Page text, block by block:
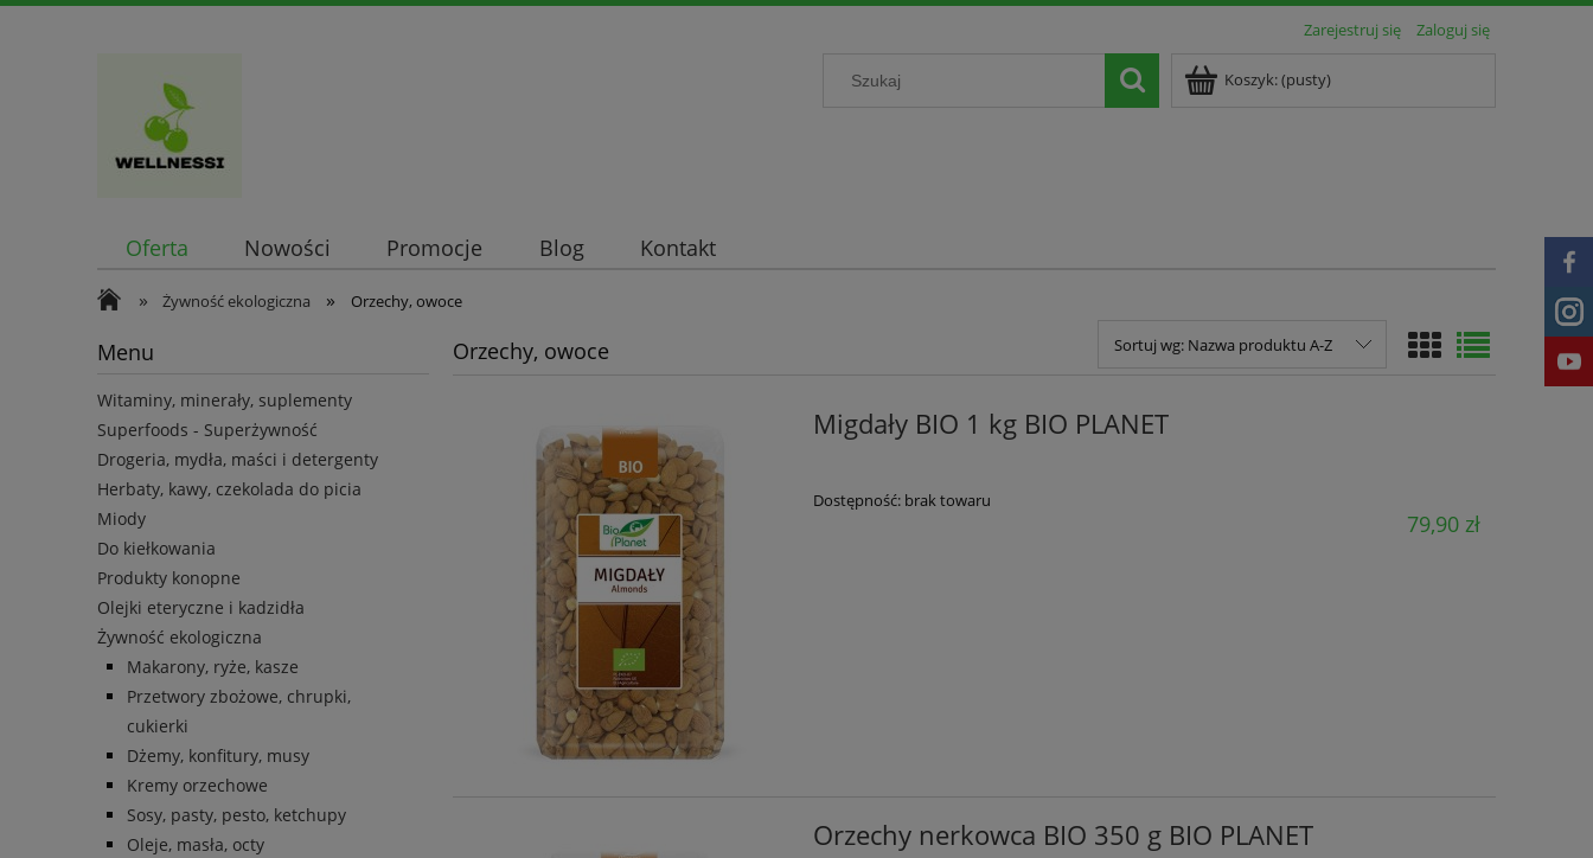
Zarejestruj się Zaloguj się
Koszyk:(pusty)
Oferta Nowości Promocje Blog Kontakt
» Żywność ekologiczna » Orzechy, owoce
Menu
Witaminy, minerały, suplementy
Superfoods - Superżywność
Drogeria, mydła, maści i detergenty
Herbaty, kawy, czekolada do picia
Miody
Do kiełkowania
Produkty konopne
Olejki eteryczne i kadzidła
Żywność ekologiczna
Makarony, ryże, kasze
Przetwory zbożowe, chrupki,
cukierki
Dżemy, konfitury, musy
Kremy orzechowe
Sosy, pasty, pesto, ketchupy
Oleje, masła, octy
Orzechy, owoce Sortuj wg: Nazwa produktu A-Z
Migdały BIO 1 kg BIO PLANET
Dostępność: brak towaru
79,90 zł
Orzechy nerkowca BIO 350 g BIO PLANET